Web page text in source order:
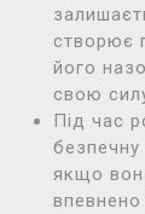
створює
його
свою
Під час
безпечну
якщо